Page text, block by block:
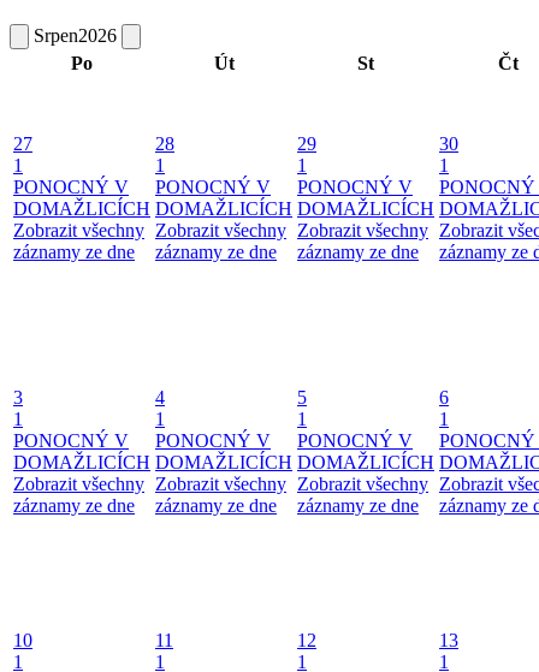
Srpen2026
Po
Út St Čt
27
1
PONOCNÝ V
DOMAŽLICÍCH
Zobrazit všechny
záznamy ze dne
28
1
PONOCNÝ V
DOMAŽLICÍCH
Zobrazit všechny
záznamy ze dne
29
1
PONOCNÝ V
DOMAŽLICÍCH
Zobrazit všechny
záznamy ze dne
30
1
Zobrazit
záznamy ze
3
1
PONOCNÝ V
DOMAŽLICÍCH
Zobrazit všechny
záznamy ze dne
4
1
PONOCNÝ V
DOMAŽLICÍCH
Zobrazit všechny
záznamy ze dne
5
1
PONOCNÝ V
DOMAŽLICÍCH
Zobrazit všechny
záznamy ze dne
6
1
Zobrazit
záznamy ze
10
1
11
1
12
1
13
1